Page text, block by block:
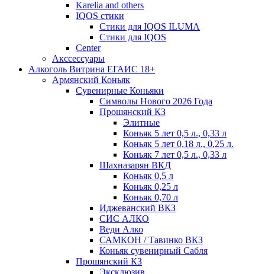
Karelia and others
IQOS стики
Стики для IQOS ILUMA
Стики для IQOS
Сenter
Акссессуары
Алкоголь Витрина ЕГАИС 18+
Армянский Коньяк
Сувенирные Коньяки
Символы Нового 2026 Года
Прошянский КЗ
Элитные
Коньяк 5 лет 0,5 л., 0,33 л
Коньяк 5 лет 0,18 л., 0,25 л.
Коньяк 7 лет 0,5 л., 0,33 л
Шахназарян ВКД
Коньяк 0,5 л
Коньяк 0,25 л
Коньяк 0,70 л
Иджеванский ВКЗ
СИС АЛКО
Веди Алко
САМКОН / Тавинко ВКЗ
Коньяк сувенирный Сабля
Прошянский КЗ
Эксклюзив